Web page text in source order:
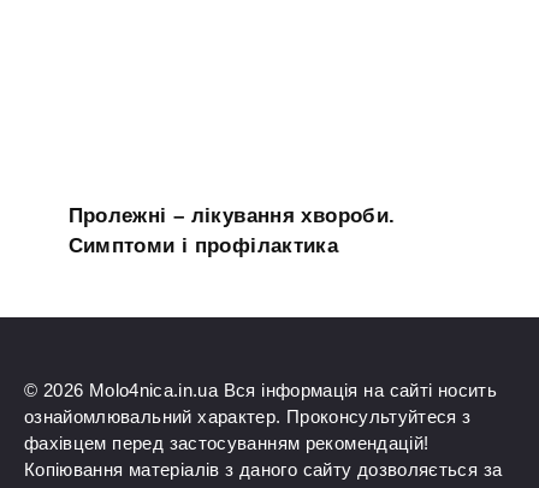
Пролежні – лікування хвороби.
Симптоми і профілактика
© 2026 Molo4nica.in.ua Вся інформація на сайті носить
ознайомлювальний характер. Проконсультуйтеся з
фахівцем перед застосуванням рекомендацій!
Копіювання матеріалів з даного сайту дозволяється за